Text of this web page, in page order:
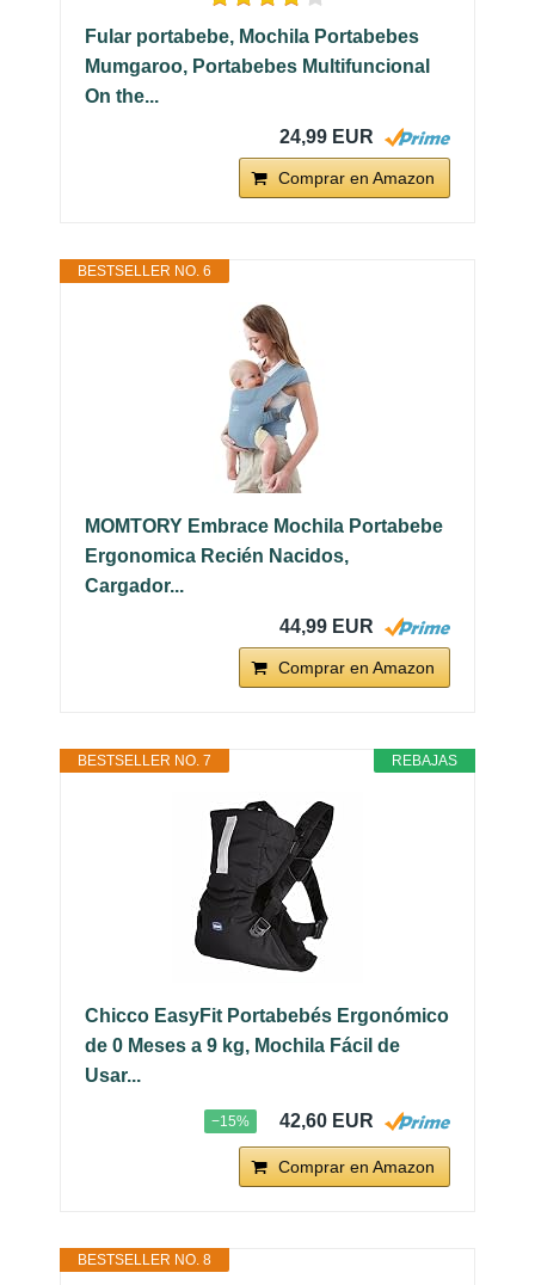
Fular portabebe, Mochila Portabebes
Mumgaroo, Portabebes Multifuncional
On the...
24,99 EUR
Comprar en Amazon
BESTSELLER NO. 6
MOMTORY Embrace Mochila Portabebe
Ergonomica Recién Nacidos,
Cargador...
44,99 EUR
Comprar en Amazon
REBAJAS
BESTSELLER NO. 7
Chicco EasyFit Portabebés Ergonómico
de 0 Meses a 9 kg, Mochila Fácil de
Usar...
−15% 42,60 EUR
Comprar en Amazon
BESTSELLER NO. 8